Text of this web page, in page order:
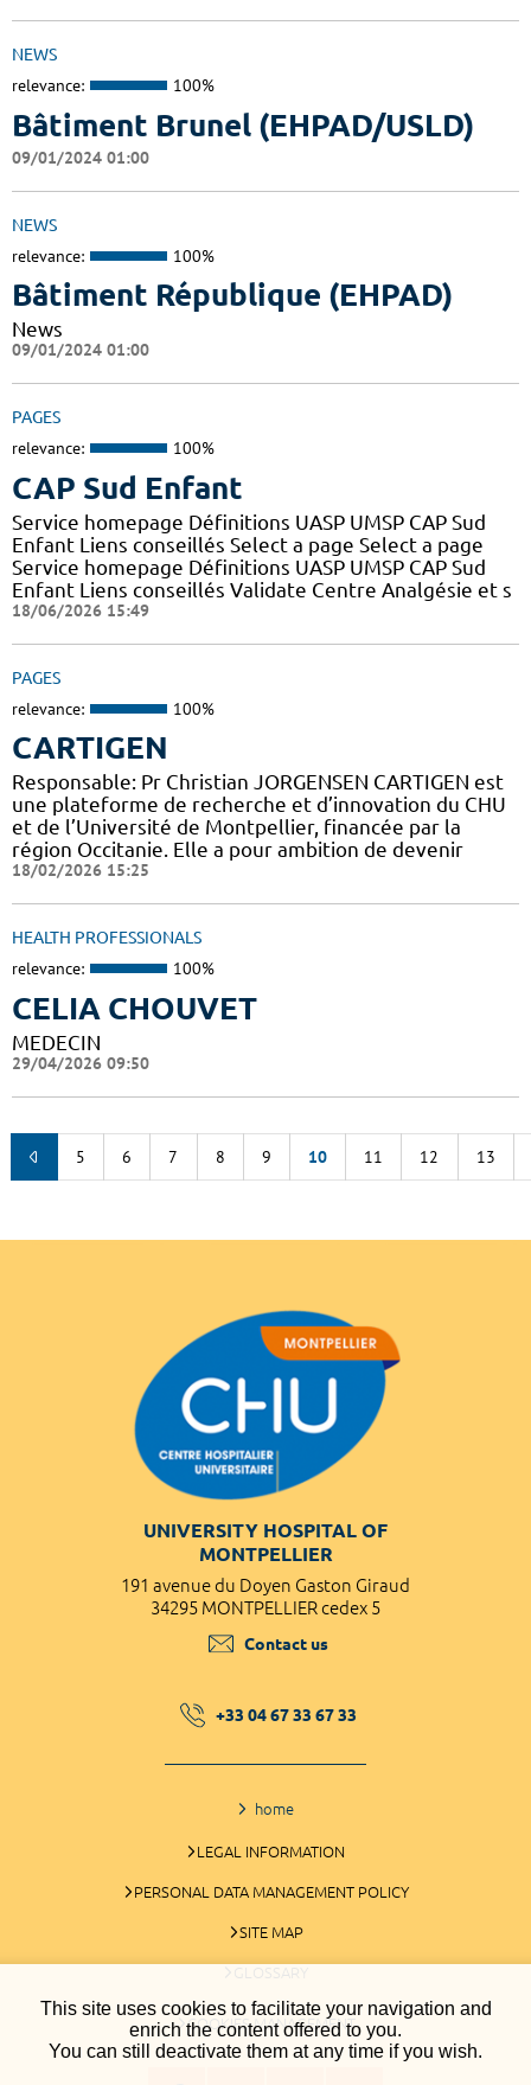
This site uses cookies to facilitate your navigation and
enrich the content offered to you.
You can still deactivate them at any time if you wish.
NEWS
relevance: 100%
Bâtiment Brunel (EHPAD/USLD)
09/01/2024 01:00
NEWS
relevance: 100%
Bâtiment République (EHPAD)
News
09/01/2024 01:00
PAGES
relevance: 100%
CAP Sud Enfant
Service homepage Définitions UASP UMSP CAP Sud
Enfant Liens conseillés Select a page Select a page
Service homepage Définitions UASP UMSP CAP Sud
Enfant Liens conseillés Validate Centre Analgésie et s
18/06/2026 15:49
PAGES
relevance: 100%
CARTIGEN
Responsable: Pr Christian JORGENSEN CARTIGEN est
une plateforme de recherche et d’innovation du CHU
et de l’Université de Montpellier, financée par la
région Occitanie. Elle a pour ambition de devenir
18/02/2026 15:25
HEALTH PROFESSIONALS
relevance: 100%
CELIA CHOUVET
MEDECIN
29/04/2026 09:50
5 6 7 8 9 10 11 12 13
UNIVERSITY HOSPITAL OF
MONTPELLIER
191 avenue du Doyen Gaston Giraud
34295 MONTPELLIER cedex 5
Contact us
+33 04 67 33 67 33
home
LEGAL INFORMATION
PERSONAL DATA MANAGEMENT POLICY
SITE MAP
GLOSSARY
COOKIES MANAGEMENT